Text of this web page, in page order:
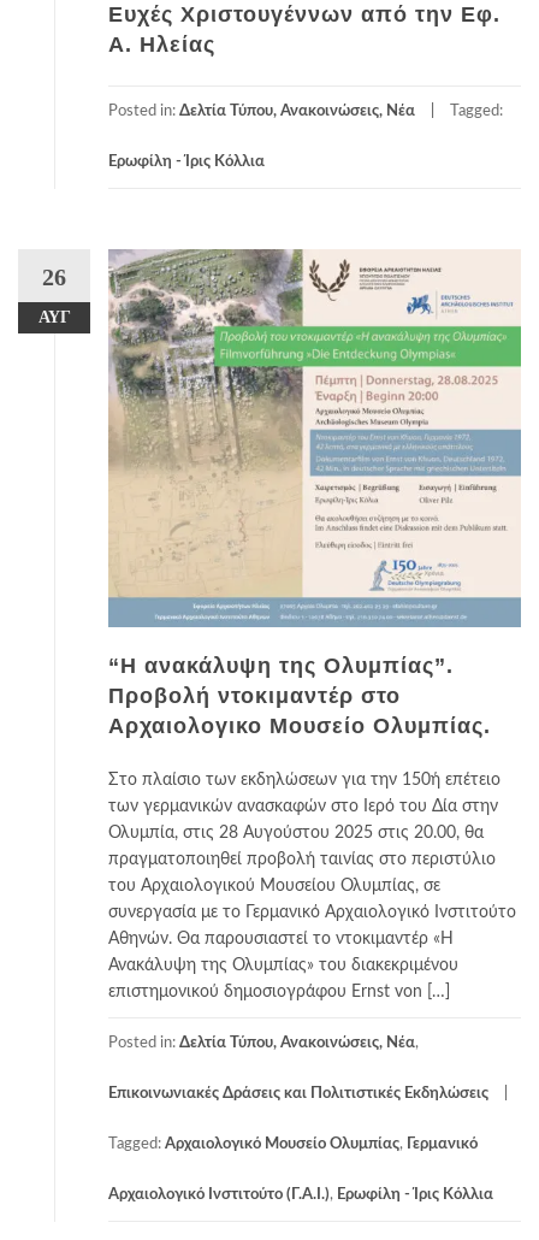
Ευχές Χριστουγέννων από την Εφ.
Α. Ηλείας
Posted in: Δελτία Τύπου, Ανακοινώσεις, Νέα Tagged:
Ερωφίλη - Ίρις Κόλλια
26
ΑΥΓ
“Η ανακάλυψη της Ολυμπίας”.
Προβολή ντοκιμαντέρ στο
Αρχαιολογικο Μουσείο Ολυμπίας.
Στο πλαίσιο των εκδηλώσεων για την 150ή επέτειο
των γερμανικών ανασκαφών στο Ιερό του Δία στην
Ολυμπία, στις 28 Αυγούστου 2025 στις 20.00, θα
πραγματοποιηθεί προβολή ταινίας στο περιστύλιο
του Αρχαιολογικού Μουσείου Ολυμπίας, σε
συνεργασία με το Γερμανικό Αρχαιολογικό Ινστιτούτο
Αθηνών. Θα παρουσιαστεί το ντοκιμαντέρ «Η
Ανακάλυψη της Ολυμπίας» του διακεκριμένου
επιστημονικού δημοσιογράφου Ernst von […]
Posted in: Δελτία Τύπου, Ανακοινώσεις, Νέα,
Επικοινωνιακές Δράσεις και Πολιτιστικές Εκδηλώσεις
Tagged: Αρχαιολογικό Μουσείο Ολυμπίας, Γερμανικό
Αρχαιολογικό Ινστιτούτο (Γ.Α.Ι.), Ερωφίλη - Ίρις Κόλλια